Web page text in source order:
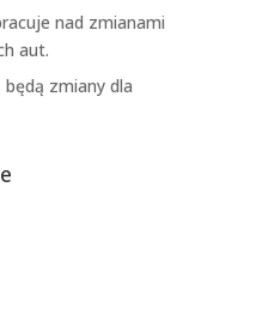
nad zmianami
aut.
zmiany dla